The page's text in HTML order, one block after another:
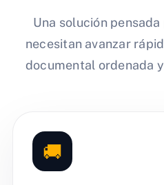
Una solución
necesitan avanzar
documental ordenada
🚚